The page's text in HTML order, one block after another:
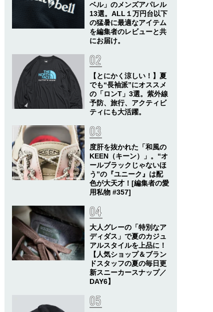
ベル」のメンズアパレル
13選。ALL１万円台以下
の猛暑に最適なアイテム
を編集者のレビューと共
にお届け。
【とにかく涼しい！】夏
でも“長袖派”にオススメ
の「ロンT」3選。紫外線
予防、旅行、アクティビ
ティにも大活躍。
度肝を抜かれた「和風の
KEEN（キーン）」。“オ
ールブラックじゃないほ
う”の『ユニーク』は配
色が大天才！[編集者の愛
用私物 #357]
大人グレーの「特別なア
ディダス」で夏のカジュ
アルスタイルを上品に！
【人気ショップ＆ブラン
ドスタッフの夏の毎日更
新スニーカースナップ／
DAY6】